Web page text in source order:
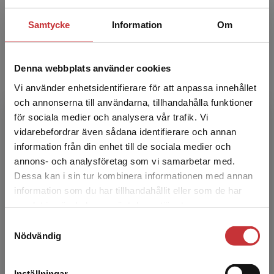
Samtycke Information Om
Denna webbplats använder cookies
Vi använder enhetsidentifierare för att anpassa innehållet
och annonserna till användarna, tillhandahålla funktioner
för sociala medier och analysera vår trafik. Vi
vidarebefordrar även sådana identifierare och annan
information från din enhet till de sociala medier och
annons- och analysföretag som vi samarbetar med.
Dessa kan i sin tur kombinera informationen med annan
information som du har tillhandahållit eller som de har
Nödvändig
Begränsad fraktregion
Det verkar som att du besöker
studentlitteratur.se via en enhet utanför Sverige.
Vi erbjuder inte leveranser utanför Sverige. För
att kunna slutföra ett köp måste
Mikael Wiberg är professor i informatik vid
Umeå universitet och var tidigare
högskola. Wibergs forsknin...
Nico Arnold
högskola.